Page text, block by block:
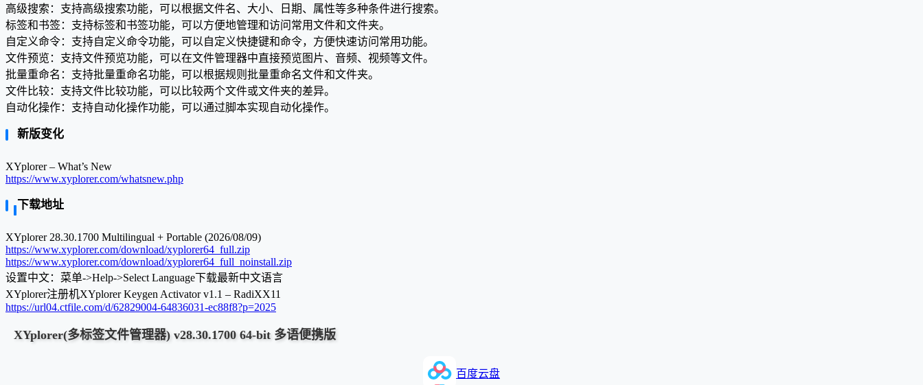
高级搜索：支持高级搜索功能，可以根据文件名、大小、日期、属性等多种条件进行搜索。
标签和书签：支持标签和书签功能，可以方便地管理和访问常用文件和文件夹。
自定义命令：支持自定义命令功能，可以自定义快捷键和命令，方便快速访问常用功能。
文件预览：支持文件预览功能，可以在文件管理器中直接预览图片、音频、视频等文件。
批量重命名：支持批量重命名功能，可以根据规则批量重命名文件和文件夹。
文件比较：支持文件比较功能，可以比较两个文件或文件夹的差异。
自动化操作：支持自动化操作功能，可以通过脚本实现自动化操作。
新版变化
XYplorer – What’s New
https://www.xyplorer.com/whatsnew.php
下载地址
XYplorer 28.30.1700 Multilingual + Portable (2026/08/09)
https://www.xyplorer.com/download/xyplorer64_full.zip
https://www.xyplorer.com/download/xyplorer64_full_noinstall.zip
设置中文：菜单->Help->Select Language下载最新中文语言
XYplorer注册机XYplorer Keygen Activator v1.1 – RadiXX11
https://url04.ctfile.com/d/62829004-64836031-ec88f8?p=2025
XYplorer(多标签文件管理器) v28.30.1700 64-bit 多语便携版
百度云盘